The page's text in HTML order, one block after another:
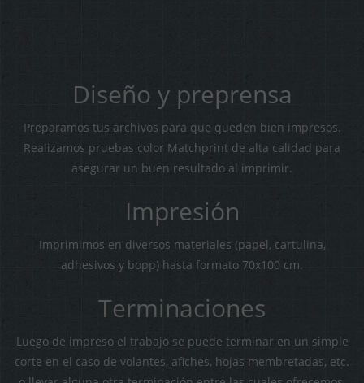
Diseño y preprensa
Preparamos tus archivos para que queden bien impresos.
Realizamos pruebas color Matchprint de alta calidad para
asegurar un buen resultado al imprimir.
Impresión
Imprimimos en diversos materiales (papel, cartulina,
adhesivos y bopp) hasta formato 70x100 cm.
Terminaciones
Luego de impreso el trabajo se puede terminar en un simple
corte en el caso de volantes, afiches, hojas membretadas, etc.